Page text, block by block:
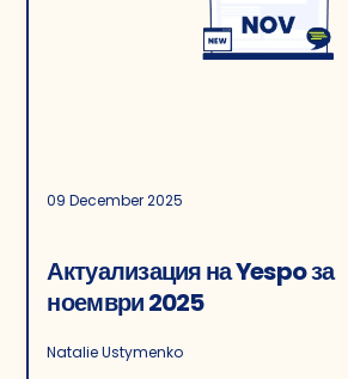
09 December 2025
Актуализация на Yespo за
ноември 2025
Natalie Ustymenko